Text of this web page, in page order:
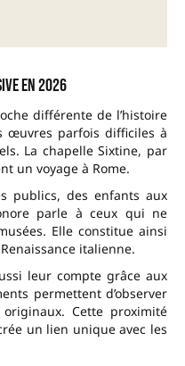
en 2026
différente de l’histoire
œuvres parfois difficiles à
La chapelle Sixtine, par
un voyage à Rome.
publics, des enfants aux
parle à ceux qui ne
Elle constitue ainsi
italienne.
leur compte grâce aux
permettent d’observer
Cette proximité
un lien unique avec les